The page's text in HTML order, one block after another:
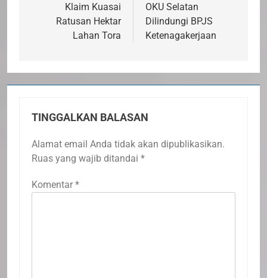
Klaim Kuasai
Ratusan Hektar
Lahan Tora
OKU Selatan
Dilindungi BPJS
Ketenagakerjaan
TINGGALKAN BALASAN
Alamat email Anda tidak akan dipublikasikan.
Ruas yang wajib ditandai *
Komentar *